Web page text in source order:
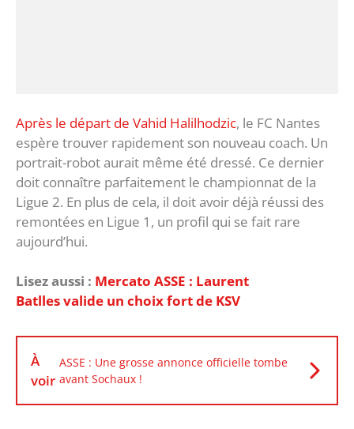
Après le départ de Vahid Halilhodzic, le FC Nantes
espère trouver rapidement son nouveau coach. Un
portrait-robot aurait même été dressé. Ce dernier
doit connaître parfaitement le championnat de la
Ligue 2. En plus de cela, il doit avoir déjà réussi des
remontées en Ligue 1, un profil qui se fait rare
aujourd’hui.
Lisez aussi : Mercato ASSE : Laurent
Batlles valide un choix fort de KSV
À
voir
ASSE : Une grosse annonce officielle tombe
avant Sochaux !